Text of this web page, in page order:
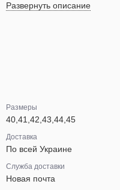
Развернуть описание
Размеры
40,41,42,43,44,45
Доставка
По всей Украине
Служба доставки
Новая почта